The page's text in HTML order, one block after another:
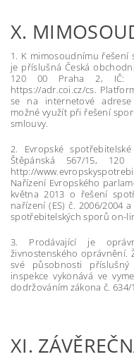
X.
1. K mimosoudnímu
je příslušná Česká
120 00 Praha 2, IČ:
https://adr.coi.cz/cs.
se na internetové adrese
možné využít při řešení
smlouvy.
2. Evropské
Štěpánská 567/15,
http://
Nařízení Evropského
května 2013 o řešení
nařízení (ES) č. 2006/2004
spotřebitelských sporů on-
3. Prodávající je
živnostenského oprávnění.
své působnosti
inspekce vykonává ve
dodržováním zákona č.
XI.